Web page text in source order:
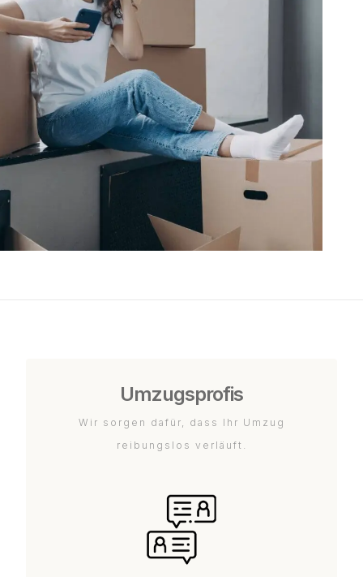
Umzugsprofis
Wir sorgen dafür, dass Ihr Umzug
reibungslos verläuft.